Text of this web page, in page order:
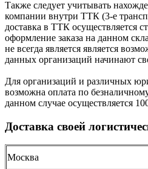
Также следует учитывать
компании внутри ТТК (3-е
доставка в ТТК осуществляется
оформление заказа на данном
не всегда является является
данных организаций начинают
Для организаций и различных
возможна оплата по
данном случае осуществляется
Доставка своей
Москва